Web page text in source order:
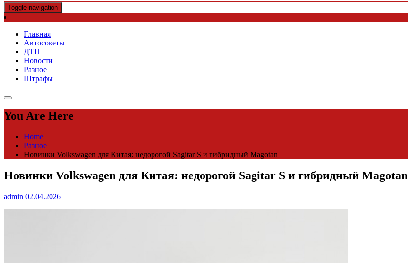
Toggle navigation
Главная
Автосоветы
ДТП
Новости
Разное
Штрафы
You Are Here
Home
Разное
Новинки Volkswagen для Китая: недорогой Sagitar S и гибридный Magotan
Новинки Volkswagen для Китая: недорогой Sagitar S и гибридный Magotan
admin 02.04.2026